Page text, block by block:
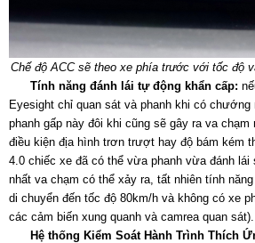
Chế độ ACC sẽ theo xe phía trước với tốc độ
Tính năng đánh lái tự động khẩn cấp:
Eyesight chỉ quan sát và phanh khi có chướng
phanh gấp này đôi khi cũng sẽ gây ra va
điều kiện địa hình trơn trượt hay độ bám kém
4.0 chiếc xe đã có thể vừa phanh vừa đánh lái
nhất va chạm có thể xảy ra, tất nhiên tính
di chuyển đến tốc độ 80km/h và không có xe
các cảm biến xung quanh và camrea quan sát).
Hệ thống Kiểm Soát Hành Trình Thích